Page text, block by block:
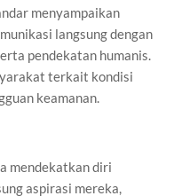
menyampaikan
langsung dengan
pendekatan humanis.
terkait kondisi
keamanan.
mendekatkan diri
aspirasi mereka,